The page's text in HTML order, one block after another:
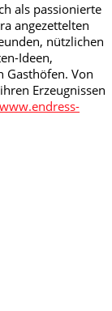
als passionierte
angezettelten
nützlichen
Ideen,
Gasthöfen. Von
Erzeugnissen
www.endress-